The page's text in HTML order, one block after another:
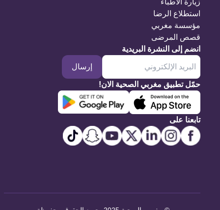
استطلاع الرضا
مؤسسة مغربي
قصص المرضى
انضم إلى النشرة البريدية
إرسال
حمّل تطبيق مغربي الصحية الان!
تابعنا على